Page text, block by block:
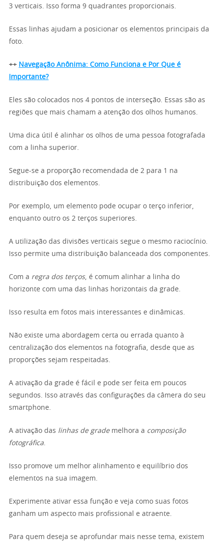
3 verticais. Isso forma 9 quadrantes proporcionais.
Essas linhas ajudam a posicionar os elementos principais da
foto.
++ Navegação Anônima: Como Funciona e Por Que é
Importante?
Eles são colocados nos 4 pontos de interseção. Essas são as
regiões que mais chamam a atenção dos olhos humanos.
Uma dica útil é alinhar os olhos de uma pessoa fotografada
com a linha superior.
Segue-se a proporção recomendada de 2 para 1 na
distribuição dos elementos.
Por exemplo, um elemento pode ocupar o terço inferior,
enquanto outro os 2 terços superiores.
A utilização das divisões verticais segue o mesmo raciocínio.
Isso permite uma distribuição balanceada dos componentes.
Com a regra dos terços, é comum alinhar a linha do
horizonte com uma das linhas horizontais da grade.
Isso resulta em fotos mais interessantes e dinâmicas.
Não existe uma abordagem certa ou errada quanto à
centralização dos elementos na fotografia, desde que as
proporções sejam respeitadas.
A ativação da grade é fácil e pode ser feita em poucos
segundos. Isso através das configurações da câmera do seu
smartphone.
A ativação das linhas de grademelhora a composição
fotográfica.
Isso promove um melhor alinhamento e equilíbrio dos
elementos na sua imagem.
Experimente ativar essa função e veja como suas fotos
ganham um aspecto mais profissional e atraente.
Para quem deseja se aprofundar mais nesse tema, existem